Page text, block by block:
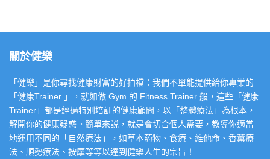
關於健樂
「健樂」是你尋找健康財富的好拍檔：我們不單能提供給你專業的
「健康Trainer 」，就如做 Gym 的 Fitness Trainer 般，這些「健康
Trainer」都是經過特別培訓的健康顧問，以「整體療法」為根本，
解開你的健康疑惑。簡單來説，就是會切合個人需要，教導你適當
地運用不同的「自然療法」，如草本葯物、食療、維他命、香薰療
法、順勢療法、按摩等等以達到健樂人生的宗旨！